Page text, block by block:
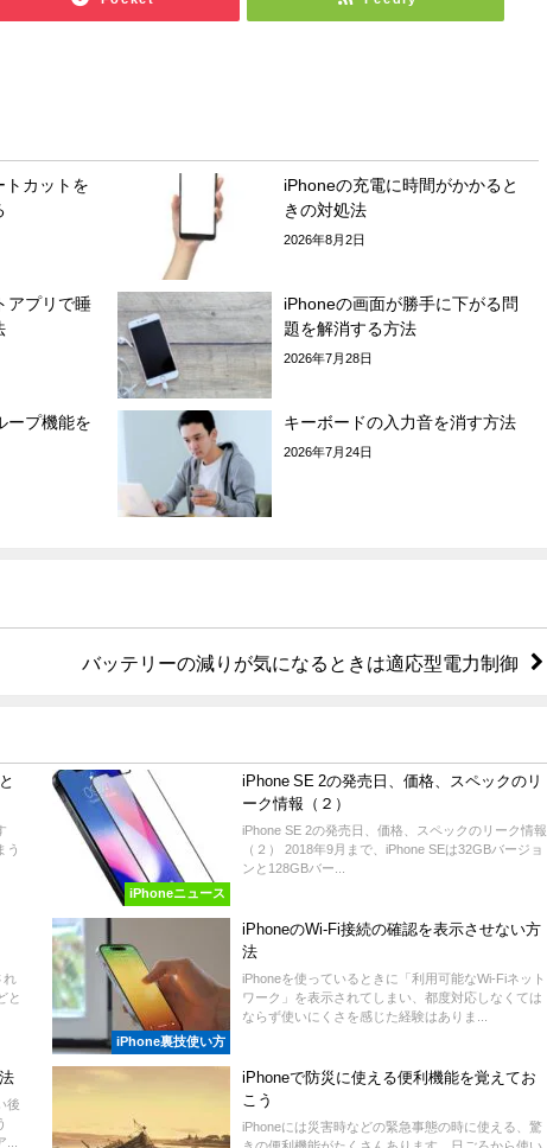
トカットを
iPhoneの充電に時間がかかると
きの対処法
2026年8月2日
アプリで睡
iPhoneの画面が勝手に下がる問
題を解消する方法
2026年7月28日
ープ機能を
キーボードの入力音を消す方法
2026年7月24日
バッテリーの減りが気になるときは適応型電力制御
う
iPhoneニュース
iPhone SE 2の発売日、価格、スペックのリ
ーク情報（２）
iPhone SE 2の発売日、価格、スペックのリーク情報
（２） 2018年9月まで、iPhone SEは32GBバージョ
ンと128GBバー...
れ
と
iPhone裏技使い方
iPhoneのWi-Fi接続の確認を表示させない方
法
iPhoneを使っているときに「利用可能なWi-Fiネット
ワーク」を表示されてしまい、都度対応しなくては
ならず使いにくさを感じた経験はありま...
後
...
iPhoneで防災に使える便利機能を覚えてお
こう
iPhoneには災害時などの緊急事態の時に使える、驚